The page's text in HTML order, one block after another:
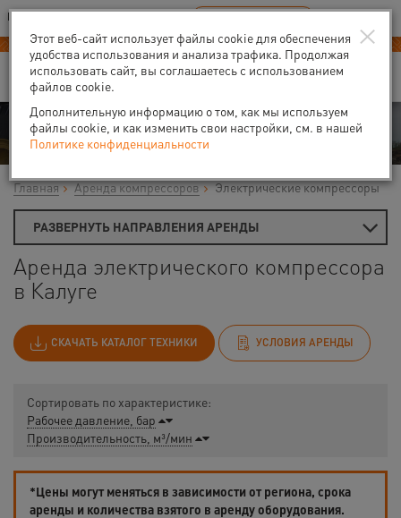
Ваш город:Калуга
В Вашем регионе нет наших офисов RU EN
Аренда
Главная Аренда компрессоров Электрические компрессоры
РАЗВЕРНУТЬ НАПРАВЛЕНИЯ АРЕНДЫ
Аренда электрического компрессора
в Калуге
СКАЧАТЬ КАТАЛОГ ТЕХНИКИ УСЛОВИЯ АРЕНДЫ
Сортировать по характеристике:
Рабочее давление, бар
Производительность, м³/мин
*Цены могут меняться в зависимости от региона, срока
аренды и количества взятого в аренду оборудования.
×
Этот веб-сайт использует файлы cookie для обеспечения
удобства использования и анализа трафика. Продолжая
использовать сайт, вы соглашаетесь с использованием
файлов cookie.
Дополнительную информацию о том, как мы используем
файлы cookie, и как изменить свои настройки, см. в нашей
Политике конфиденциальности